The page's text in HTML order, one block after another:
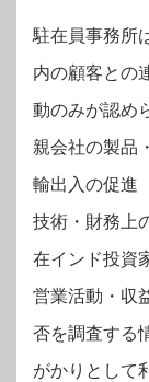
駐在員事務所
内の顧客との
動のみが認め
親会社の製品
輸出入の促進
技術・財務上
在インド投資
営業活動・収
否を調査する
がかりとして